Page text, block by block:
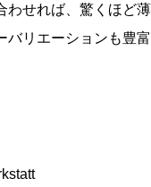
わせれば、驚くほど薄
バリエーションも豊富